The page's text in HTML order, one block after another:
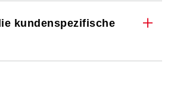
kundenspezifische